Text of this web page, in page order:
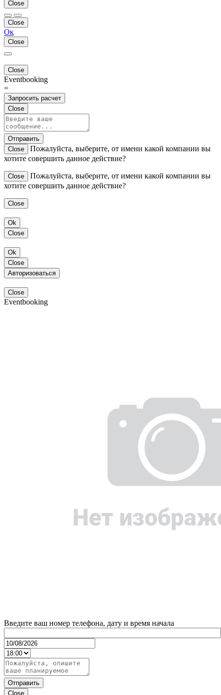
Close
Close
Ок
Close
Close
Eventbooking
=
Запросить расчет
Close
Отправить
Close
Пожалуйста, выберите, от имени какой компании вы
хотите совершить данное действие?
Close
Пожалуйста, выберите, от имени какой компании вы
хотите совершить данное действие?
Close
Ok
Close
Ok
Close
Авторизоваться
Close
Eventbooking
Введите ваш номер телефона, дату и время начала
Отправить
Close